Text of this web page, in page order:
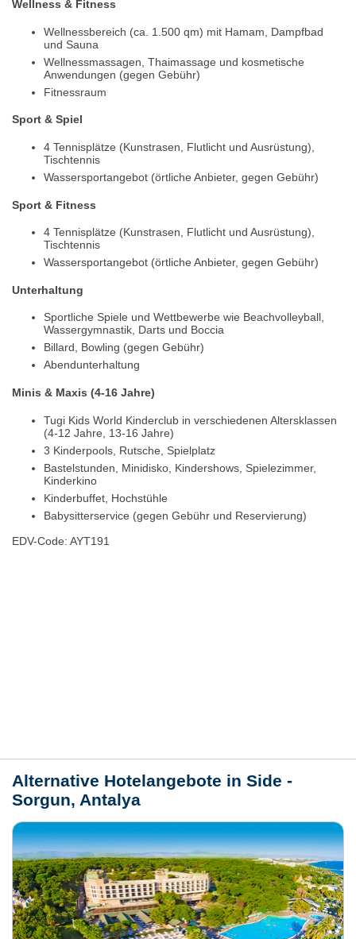
Wellness & Fitness
Wellnessbereich (ca. 1.500 qm) mit Hamam, Dampfbad
und Sauna
Wellnessmassagen, Thaimassage und kosmetische
Anwendungen (gegen Gebühr)
Fitnessraum
Sport & Spiel
4 Tennisplätze (Kunstrasen, Flutlicht und Ausrüstung),
Tischtennis
Wassersportangebot (örtliche Anbieter, gegen Gebühr)
Sport & Fitness
4 Tennisplätze (Kunstrasen, Flutlicht und Ausrüstung),
Tischtennis
Wassersportangebot (örtliche Anbieter, gegen Gebühr)
Unterhaltung
Sportliche Spiele und Wettbewerbe wie Beachvolleyball,
Wassergymnastik, Darts und Boccia
Billard, Bowling (gegen Gebühr)
Abendunterhaltung
Minis & Maxis (4-16 Jahre)
Tugi Kids World Kinderclub in verschiedenen Altersklassen
(4-12 Jahre, 13-16 Jahre)
3 Kinderpools, Rutsche, Spielplatz
Bastelstunden, Minidisko, Kindershows, Spielezimmer,
Kinderkino
Kinderbuffet, Hochstühle
Babysitterservice (gegen Gebühr und Reservierung)
EDV-Code: AYT191
Alternative Hotelangebote in Side -
Sorgun, Antalya